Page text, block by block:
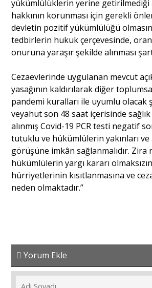
yükümlülüklerin yerine getirilmediği
hakkının korunması için gerekli
devletin pozitif yükümlülüğü
tedbirlerin hukuk çerçevesinde,
onuruna yaraşır şekilde alınması
Cezaevlerinde uygulanan mevcut
yasağının kaldırılarak diğer
pandemi kuralları ile uyumlu olacak
veyahut son 48 saat içerisinde
alınmış Covid-19 PCR testi negatif
tutuklu ve hükümlülerin yakınları ve
görüşüne imkân sağlanmalıdır. Zira
hükümlülerin yargı kararı
hürriyetlerinin kısıtlanmasına ve
neden olmaktadır.”
Yorum Ekle